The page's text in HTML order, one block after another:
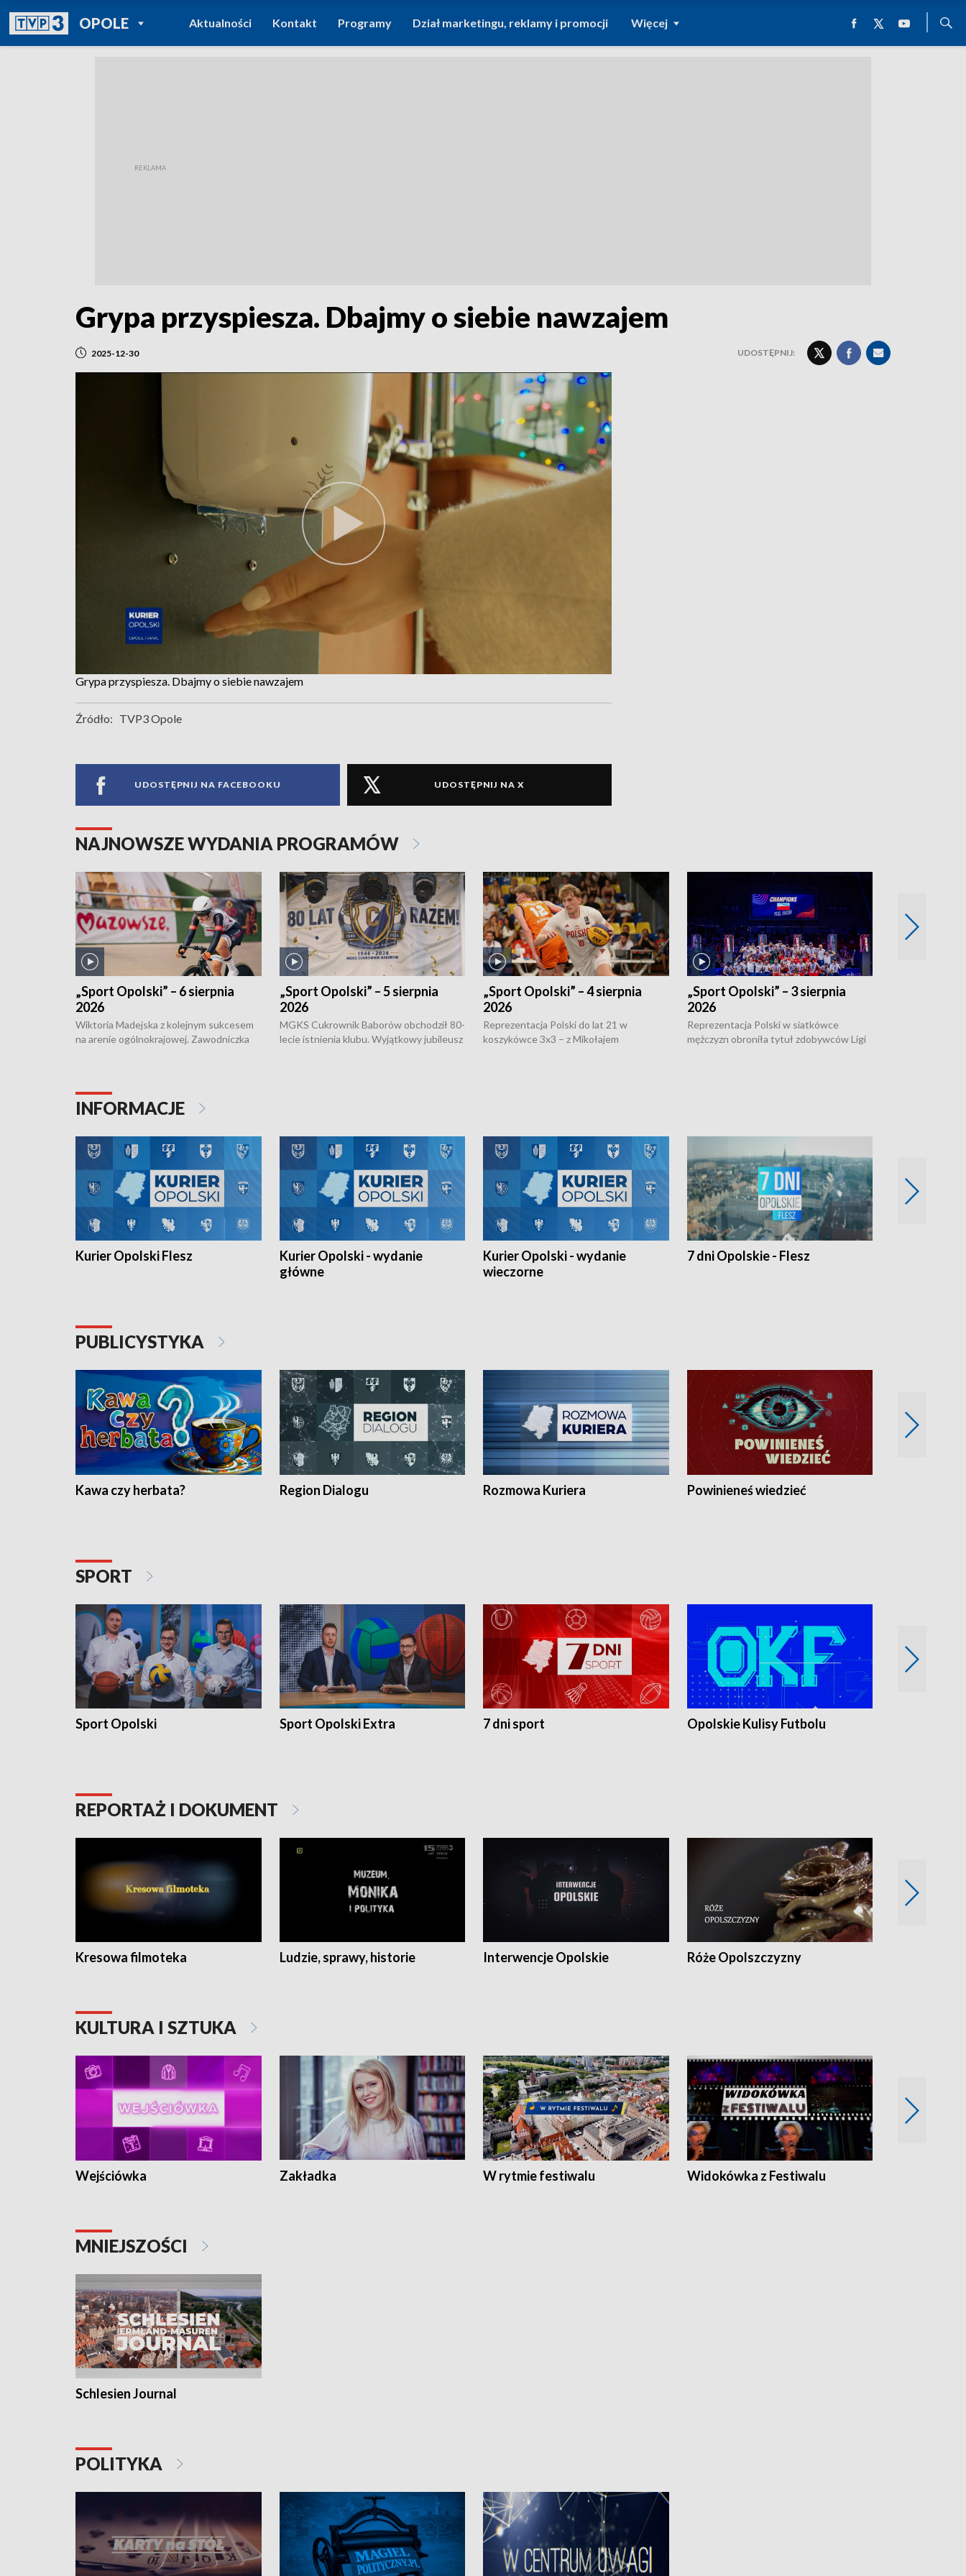
OPOLEPOWRÓT DO
TVP REGIONY
Aktualności Kontakt Programy Dział marketingu, reklamy i promocji Więcej
Grypa przyspiesza. Dbajmy o siebie nawzajem
2025-12-30 UDOSTĘPNIJ:
Grypa przyspiesza. Dbajmy o siebie nawzajem
Źródło: TVP3 Opole
UDOSTĘPNIJ NA FACEBOOKU UDOSTĘPNIJ NA X
NAJNOWSZE WYDANIA PROGRAMÓW
„Sport Opolski” – 6 sierpnia
2026
Wiktoria Madejska z kolejnym sukcesem
na arenie ogólnokrajowej. Zawodniczka
torowym.
„Sport Opolski” – 5 sierpnia
2026
MGKS Cukrownik Baborów obchodził 80-
lecie istnienia klubu. Wyjątkowy jubileusz
„Sport Opolski” – 4 sierpnia
2026
Reprezentacja Polski do lat 21 w
koszykówce 3x3 – z Mikołajem
„Sport Opolski” – 3 sierpnia
2026
Reprezentacja Polski w siatkówce
mężczyzn obroniła tytuł zdobywców Ligi
INFORMACJE
Kurier Opolski Flesz
Kurier Opolski - wydanie
główne
Kurier Opolski - wydanie
wieczorne
7 dni Opolskie - Flesz
PUBLICYSTYKA
Kawa czy herbata? Region Dialogu Rozmowa Kuriera Powinieneś wiedzieć
SPORT
Sport Opolski Sport Opolski Extra 7 dni sport Opolskie Kulisy Futbolu
REPORTAŻ I DOKUMENT
Kresowa filmoteka Ludzie, sprawy, historie Interwencje Opolskie Róże Opolszczyzny
KULTURA I SZTUKA
Wejściówka Zakładka W rytmie festiwalu Widokówka z Festiwalu
MNIEJSZOŚCI
Schlesien Journal
POLITYKA